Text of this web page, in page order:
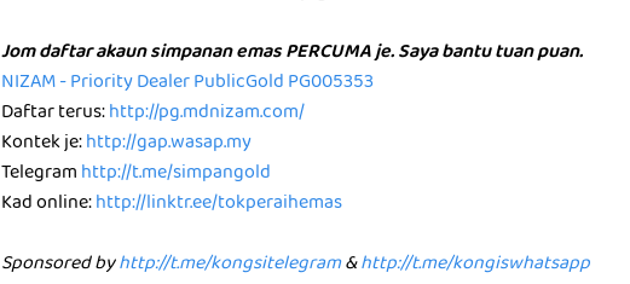
Jom daftar akaun simpanan emas PERCUMA je. Saya bantu tuan puan.
NIZAM - Priority Dealer PublicGold PG005353
Daftar terus:http://pg.mdnizam.com/
Kontek je:http://gap.wasap.my
Telegramhttp://t.me/simpangold
Kad online:http://linktr.ee/tokperaihemas
Sponsored byhttp://t.me/kongsitelegram&http://t.me/kongiswhatsapp